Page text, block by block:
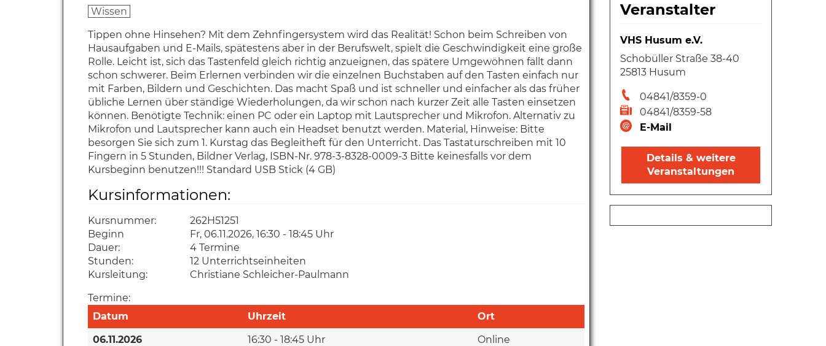
Wissen
Tippen ohne Hinsehen? Mit dem Zehnfingersystem wird das Realität! Schon beim Schreiben von
Hausaufgaben und E-Mails, spätestens aber in der Berufswelt, spielt die Geschwindigkeit eine große
Rolle. Leicht ist, sich das Tastenfeld gleich richtig anzueignen, das spätere Umgewöhnen fällt dann
schon schwerer. Beim Erlernen verbinden wir die einzelnen Buchstaben auf den Tasten einfach nur
mit Farben, Bildern und Geschichten. Das macht Spaß und ist schneller und einfacher als das früher
übliche Lernen über ständige Wiederholungen, da wir schon nach kurzer Zeit alle Tasten einsetzen
können. Benötigte Technik: einen PC oder ein Laptop mit Lautsprecher und Mikrofon. Alternativ zu
Mikrofon und Lautsprecher kann auch ein Headset benutzt werden. Material, Hinweise: Bitte
besorgen Sie sich zum 1. Kurstag das Begleitheft für den Unterricht. Das Tastaturschreiben mit 10
Fingern in 5 Stunden, Bildner Verlag, ISBN-Nr. 978-3-8328-0009-3 Bitte keinesfalls vor dem
Kursbeginn benutzen!!! Standard USB Stick (4 GB)
Kursinformationen:
Kursnummer:
262H51251
Beginn
Fr, 06.11.2026, 16:30 - 18:45 Uhr
Dauer:
4 Termine
Stunden:
12 Unterrichtseinheiten
Kursleitung:
Christiane Schleicher-Paulmann
Termine:
Datum
Uhrzeit
Ort
06.11.2026
16:30 - 18:45 Uhr
Online
Veranstalter
VHS Husum e.V.
Schobüller Straße 38-40
25813 Husum
04841/8359-0
04841/8359-58
E-Mail
Details & weitere
Veranstaltungen